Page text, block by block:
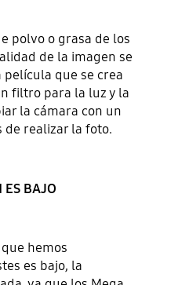
polvo o grasa de los
de la imagen se
que se crea
filtro para la luz y la
la cámara con un
de realizar la foto.
ES BAJO
hemos
es bajo, la